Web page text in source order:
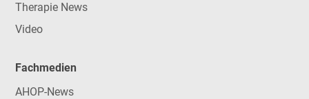
Therapie News
Video
Fachmedien
AHOP-News